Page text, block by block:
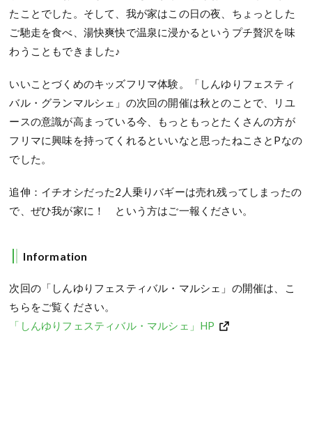
たことでした。そして、我が家はこの日の夜、ちょっとした
ご馳走を食べ、湯快爽快で温泉に浸かるというプチ贅沢を味
わうこともできました♪
いいことづくめのキッズフリマ体験。「しんゆりフェスティ
バル・グランマルシェ」の次回の開催は秋とのことで、リユ
ースの意識が高まっている今、もっともっとたくさんの方が
フリマに興味を持ってくれるといいなと思ったねこさとPなの
でした。
追伸：イチオシだった2人乗りバギーは売れ残ってしまったの
で、ぜひ我が家に！ という方はご一報ください。
Information
次回の「しんゆりフェスティバル・マルシェ」の開催は、こ
ちらをご覧ください。
「しんゆりフェスティバル・マルシェ」HP